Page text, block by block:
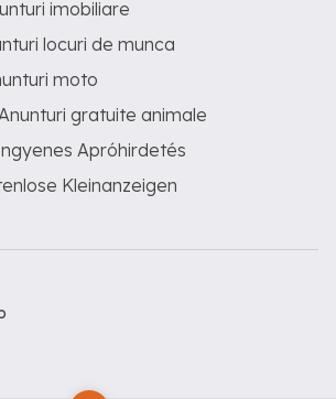
imobiliare
locuri de munca
moto
gratuite animale
Apróhirdetés
Kleinanzeigen